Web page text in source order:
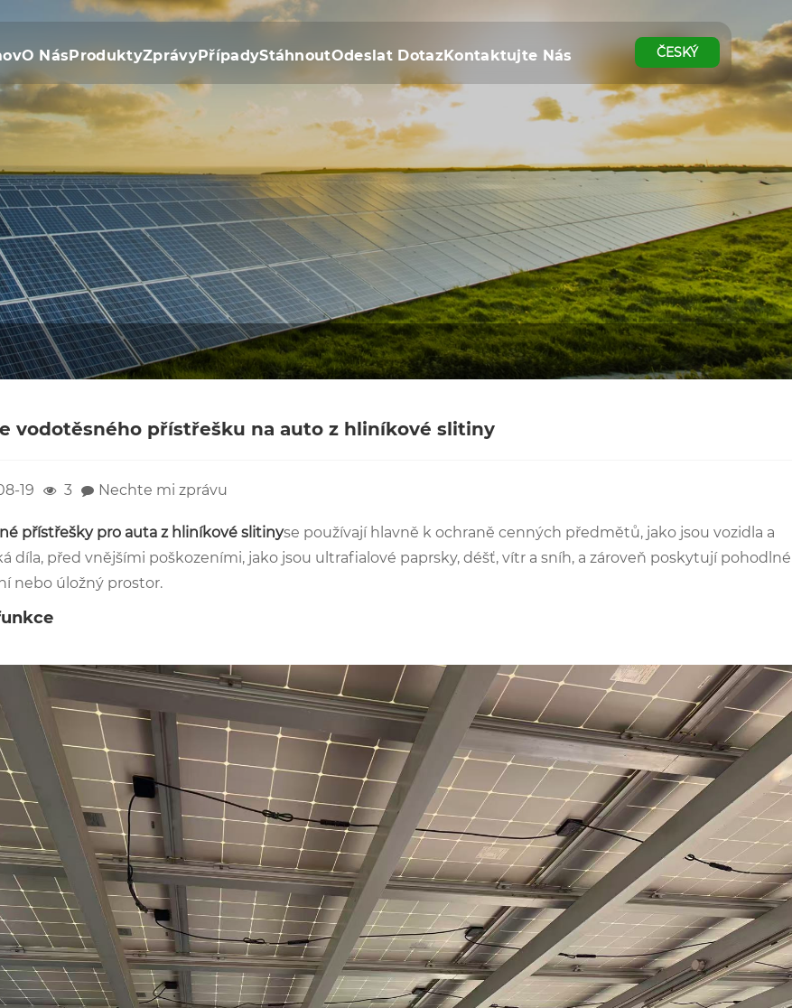
O NásProduktyZprávyPřípadyStáhnoutOdeslat DotazKontaktujte Nás ČESKÝ
vodotěsného přístřešku na auto z hliníkové slitiny
19 3 Nechte mi zprávu
přístřešky pro auta z hliníkové slitinyse používají hlavně k ochraně cenných předmětů, jako jsou vozidla a
díla, před vnějšími poškozeními, jako jsou ultrafialové paprsky, déšť, vítr a sníh, a zároveň poskytují pohodlné
nebo úložný prostor.